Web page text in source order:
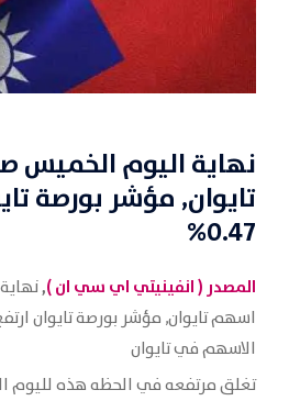
نهاية اليوم
تايوان, مؤشر بورصة
0.47%
المصدر (انفينيتي اي سي ان)
,
الاسهم في تايوان
تغلق مرتفعه في الحظه هذه لليوم